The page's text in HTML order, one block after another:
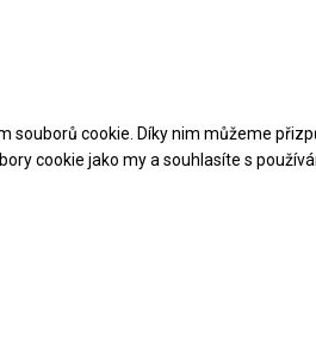
Stáhněte si nabídku
souborů cookie. Díky nim můžeme
cookie jako my a souhlasíte s